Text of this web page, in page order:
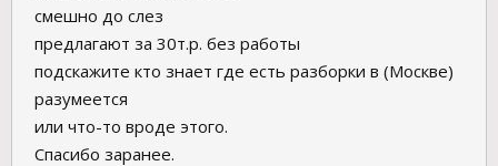
смешно до слез
предлагают за 30т.р. без работы
подскажите кто знает где есть разборки в (Москве)
разумеется
или что-то вроде этого.
Спасибо заранее.